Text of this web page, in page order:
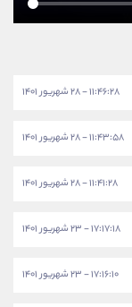
۱۱:۴۶:۲۸ - ۲۸ شهریور ۱۴۰۱
۱۱:۴۳:۵۸ - ۲۸ شهریور ۱۴۰۱
۱۱:۴۱:۲۸ - ۲۸ شهریور ۱۴۰۱
۱۷:۱۷:۱۸ - ۲۳ شهریور ۱۴۰۱
۱۷:۱۶:۱۰ - ۲۳ شهریور ۱۴۰۱